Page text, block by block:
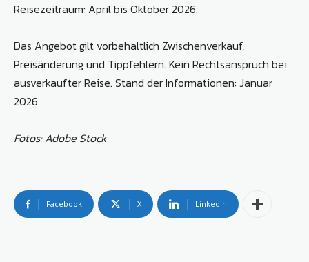
Reisezeitraum: April bis Oktober 2026.
Das Angebot gilt vorbehaltlich Zwischenverkauf,
Preisänderung und Tippfehlern. Kein Rechtsanspruch bei
ausverkaufter Reise. Stand der Informationen: Januar
2026.
Fotos: Adobe Stock
Facebook X Linkedin